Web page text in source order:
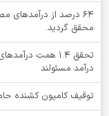
64 درصد از
محقق گردید.
تحقق ۱.۴ همت
درآمد مسئولند
توقيف کامیون کشنده حامل 23 هزار لیتر گاز مایع قاچاق در